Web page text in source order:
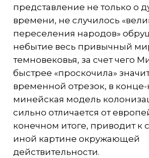
представление не только о
времени, не случилось
переселения народов»
небытие весь привычный
темновековья, за счет чего
быстрее «проскочила»
временной отрезок, в
минейская модель
сильно отличается от
конечном итоге, приводит к
иной картине окружающей
действительности.